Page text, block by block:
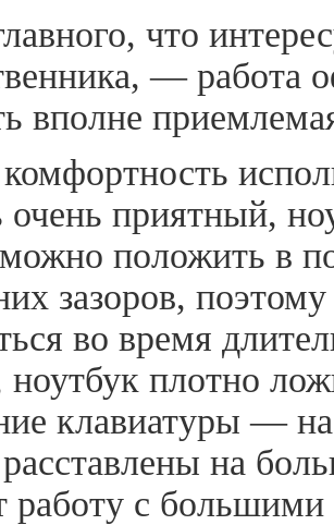
что
— работа
вполне
приятный,
положить в
зазоров,
во время
ноутбук плотно
клавиатуры —
на
работу с большими